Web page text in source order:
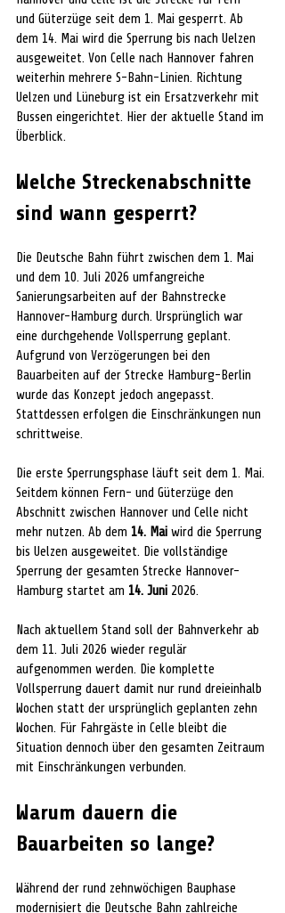
und Güterzüge seit dem 1. Mai gesperrt. Ab
dem 14. Mai wird die Sperrung bis nach Uelzen
ausgeweitet. Von Celle nach Hannover fahren
weiterhin mehrere S-Bahn-Linien. Richtung
Uelzen und Lüneburg ist ein Ersatzverkehr mit
Bussen eingerichtet. Hier der aktuelle Stand im
Überblick.
Welche Streckenabschnitte
sind wann gesperrt?
Die Deutsche Bahn führt zwischen dem 1. Mai
und dem 10. Juli 2026 umfangreiche
Sanierungsarbeiten auf der Bahnstrecke
Hannover-Hamburg durch. Ursprünglich war
eine durchgehende Vollsperrung geplant.
Aufgrund von Verzögerungen bei den
Bauarbeiten auf der Strecke Hamburg-Berlin
wurde das Konzept jedoch angepasst.
Stattdessen erfolgen die Einschränkungen nun
schrittweise.
Die erste Sperrungsphase läuft seit dem 1. Mai.
Seitdem können Fern- und Güterzüge den
Abschnitt zwischen Hannover und Celle nicht
mehr nutzen. Ab dem 14. Mai wird die Sperrung
bis Uelzen ausgeweitet. Die vollständige
Sperrung der gesamten Strecke Hannover-
Hamburg startet am 14. Juni 2026.
Nach aktuellem Stand soll der Bahnverkehr ab
dem 11. Juli 2026 wieder regulär
aufgenommen werden. Die komplette
Vollsperrung dauert damit nur rund dreieinhalb
Wochen statt der ursprünglich geplanten zehn
Wochen. Für Fahrgäste in Celle bleibt die
Situation dennoch über den gesamten Zeitraum
mit Einschränkungen verbunden.
Warum dauern die
Bauarbeiten so lange?
Während der rund zehnwöchigen Bauphase
modernisiert die Deutsche Bahn zahlreiche